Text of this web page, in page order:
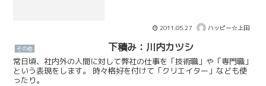
2011.05.27 ハッピー☆上田
その他 下積み：川内カツシ
常日頃、社内外の人間に対して弊社の仕事を「技術職」や「専門職」
という表現をします。 時々格好を付けて「クリエイター」なども使
ったり。